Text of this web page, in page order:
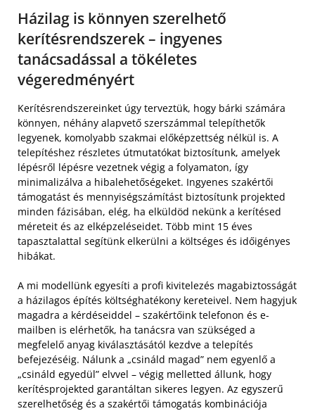
Házilag is könnyen szerelhető
kerítésrendszerek – ingyenes
tanácsadással a tökéletes
végeredményért
Kerítésrendszereinket úgy terveztük, hogy bárki számára
könnyen, néhány alapvető szerszámmal telepíthetők
legyenek, komolyabb szakmai előképzettség nélkül is. A
telepítéshez részletes útmutatókat biztosítunk, amelyek
lépésről lépésre vezetnek végig a folyamaton, így
minimalizálva a hibalehetőségeket. Ingyenes szakértői
támogatást és mennyiségszámítást biztosítunk projekted
minden fázisában, elég, ha elküldöd nekünk a kerítésed
méreteit és az elképzeléseidet. Több mint 15 éves
tapasztalattal segítünk elkerülni a költséges és időigényes
hibákat.
A mi modellünk egyesíti a profi kivitelezés magabiztosságát
a házilagos építés költséghatékony kereteivel. Nem hagyjuk
magadra a kérdéseiddel – szakértőink telefonon és e-
mailben is elérhetők, ha tanácsra van szükséged a
megfelelő anyag kiválasztásától kezdve a telepítés
befejezéséig. Nálunk a „csináld magad” nem egyenlő a
„csináld egyedül” elvvel – végig melletted állunk, hogy
kerítésprojekted garantáltan sikeres legyen. Az egyszerű
szerelhetőség és a szakértői támogatás kombinációja